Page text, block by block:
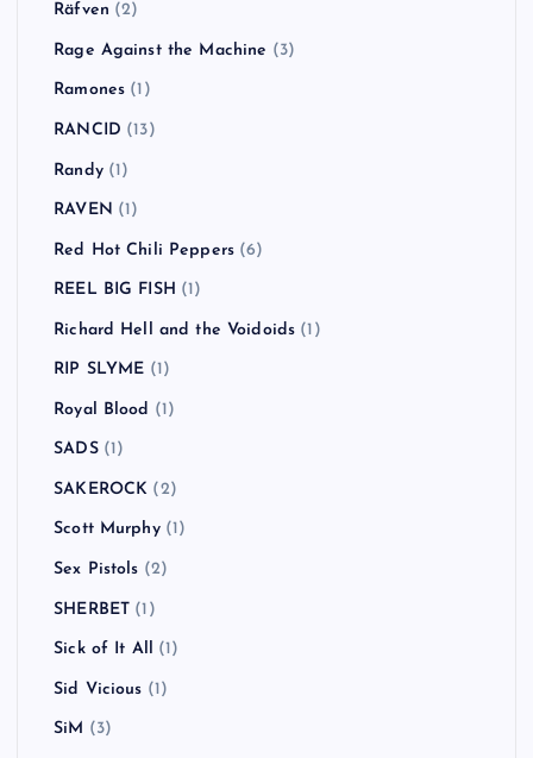
Räfven (2)
Rage Against the Machine (3)
Ramones (1)
RANCID (13)
Randy(1)
RAVEN (1)
Red Hot Chili Peppers (6)
REEL BIG FISH (1)
Richard Hell and the Voidoids (1)
RIP SLYME (1)
Royal Blood (1)
SADS(1)
SAKEROCK (2)
Scott Murphy(1)
Sex Pistols (2)
SHERBET (1)
Sick of It All (1)
Sid Vicious (1)
SiM (3)